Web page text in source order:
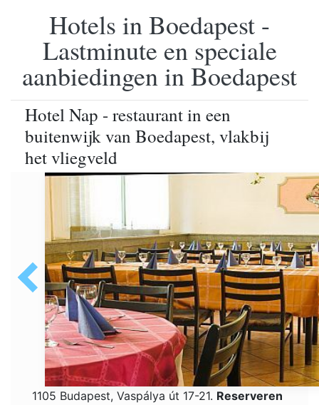
Hotels in Boedapest -
Lastminute en speciale
aanbiedingen in Boedapest
Hotel Nap - restaurant in een
buitenwijk van Boedapest, vlakbij
het vliegveld
1105 Budapest, Vaspálya út 17-21. Reserveren